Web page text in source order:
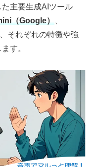
主要生成AIツール
（Google）
それぞれの特徴や強
す。